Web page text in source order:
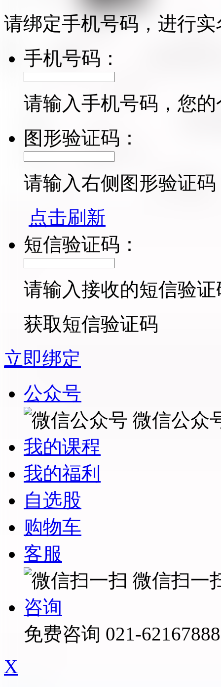
请绑定手机号码，进行
手机号码：
请输入手机号码，您
图形验证码：
请输入右侧图形验证码
点击刷新
短信验证码：
请输入接收的短信验证
获取短信验证码
立即绑定
公众号
微信公众
我的课程
我的福利
自选股
购物车
客服
微信扫一
咨询
免费咨询 021-62167888
X